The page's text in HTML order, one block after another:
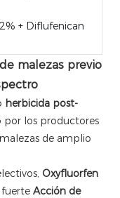
+ Diflufenican
malezas previo
herbicida post-
por los productores
de amplio
Oxyfluorfen
Acción de